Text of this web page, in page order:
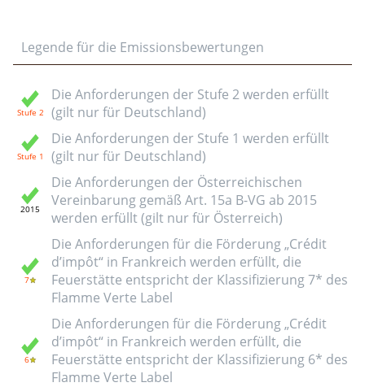
Legende für die Emissionsbewertungen
Die Anforderungen der Stufe 2 werden erfüllt
(gilt nur für Deutschland)
Die Anforderungen der Stufe 1 werden erfüllt
(gilt nur für Deutschland)
Die Anforderungen der Österreichischen
Vereinbarung gemäß Art. 15a B-VG ab 2015
werden erfüllt (gilt nur für Österreich)
Die Anforderungen für die Förderung „Crédit
d’impôt“ in Frankreich werden erfüllt, die
Feuerstätte entspricht der Klassifizierung 7* des
Flamme Verte Label
Die Anforderungen für die Förderung „Crédit
d’impôt“ in Frankreich werden erfüllt, die
Feuerstätte entspricht der Klassifizierung 6* des
Flamme Verte Label